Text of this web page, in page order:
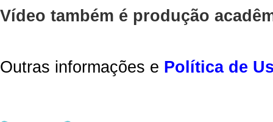
Vídeo também é produção
Outras informações e Política de